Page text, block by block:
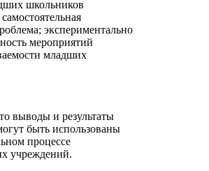
школьников
экспериментально
мероприятий
младших
выводы и результаты
быть использованы
процессе
учреждений.